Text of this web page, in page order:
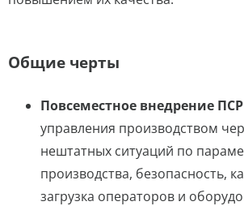
Общие черты
Повсеместное внедрение
управления производством
нештатных ситуаций по
производства, безопасность,
загрузка операторов и